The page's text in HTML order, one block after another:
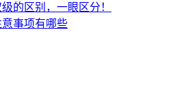
的区别，一眼区分！
事项有哪些